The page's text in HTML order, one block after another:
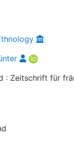
: Zeitschrift für